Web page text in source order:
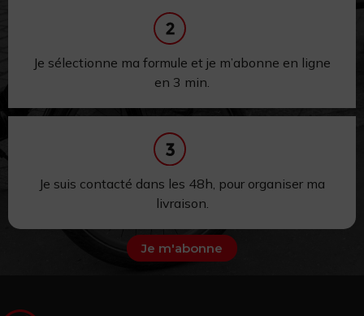
Je sélectionne ma formule et je m’abonne en ligne
en 3 min.
Je suis contacté dans les 48h, pour organiser ma
livraison.
Je m'abonne